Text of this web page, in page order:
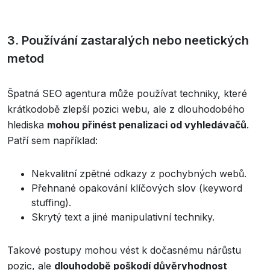
3. Používání zastaralých nebo neetických
metod
Špatná SEO agentura může používat techniky, které
krátkodobě zlepší pozici webu, ale z dlouhodobého
hlediska mohou přinést penalizaci od vyhledávačů.
Patří sem například:
Nekvalitní zpětné odkazy z pochybných webů.
Přehnané opakování klíčových slov (keyword
stuffing).
Skrytý text a jiné manipulativní techniky.
Takové postupy mohou vést k dočasnému nárůstu
pozic, ale dlouhodobě poškodí důvěryhodnost